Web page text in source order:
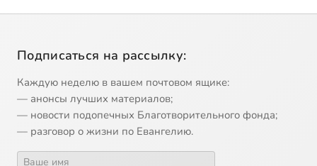
Подписаться на рассылку:
Каждую неделю в вашем почтовом ящике:
— анонсы лучших материалов;
— новости подопечных Благотворительного фонда;
— разговор о жизни по Евангелию.